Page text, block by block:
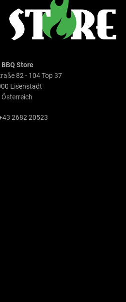
BBQ Store
82 - 104 Top 37
Eisenstadt
Österreich
2682 20523